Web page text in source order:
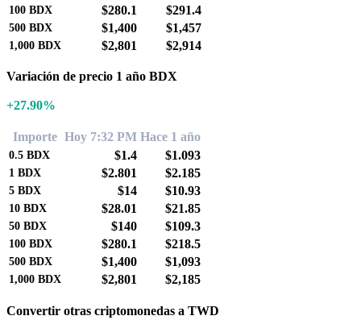
100 BDX $280.1 $291.4
500 BDX $1,400 $1,457
1,000 BDX $2,801 $2,914
Variación de precio 1 año BDX
+27.90%
Importe Hoy 7:32 PM Hace 1 año
0.5 BDX $1.4 $1.093
1 BDX $2.801 $2.185
5 BDX $14 $10.93
10 BDX $28.01 $21.85
50 BDX $140 $109.3
100 BDX $280.1 $218.5
500 BDX $1,400 $1,093
1,000 BDX $2,801 $2,185
Convertir otras criptomonedas a TWD